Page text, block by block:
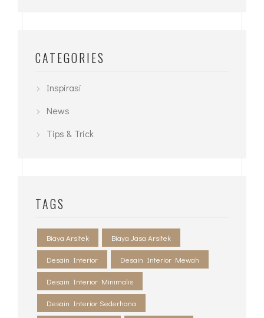
CATEGORIES
Inspirasi
News
Tips & Trick
TAGS
Biaya Arsitek Biaya Jasa Arsitek
Desain Interior Desain Interior Mewah
Desain Interior Minimalis
Desain Interior Sederhana